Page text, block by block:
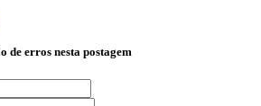
de erros nesta postagem